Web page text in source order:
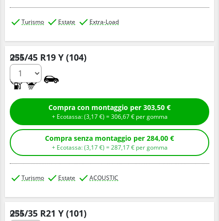
Turismo Estate Extra-Load
255/45 R19 Y (104)
Q.tà
Compra con montaggio per 303,50 €
+ Ecotassa: (3,17€ ) =306,67€ per gomma
Compra senza montaggio per 284,00 €
+ Ecotassa: (3,17€ ) =287,17€ per gomma
Turismo Estate ACOUSTIC
255/35 R21 Y (101)
Q.tà